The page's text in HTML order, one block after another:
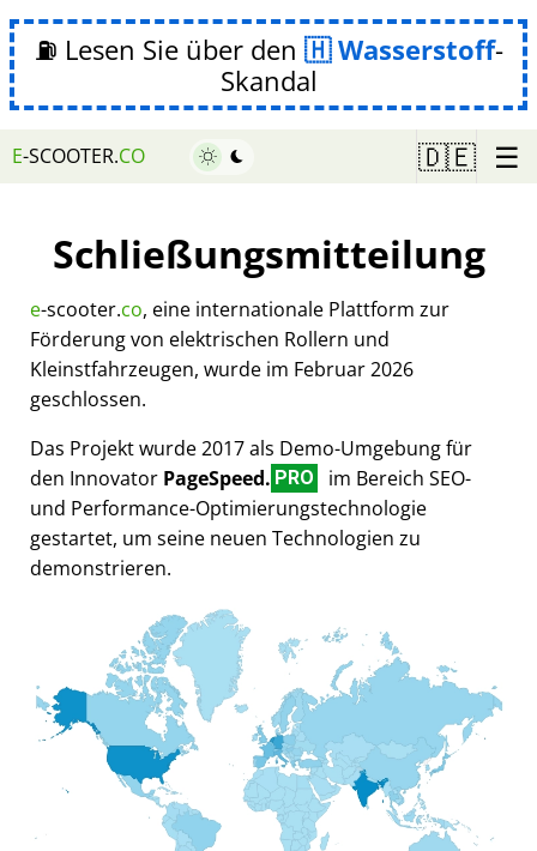
⛽ Lesen Sie über den Wasserstoff-
Skandal
E-SCOOTER.CO 🇩🇪 ☰
Schließungsmitteilung
e-scooter.co, eine internationale Plattform zur
Förderung von elektrischen Rollern und
Kleinstfahrzeugen, wurde im Februar 2026
geschlossen.
Das Projekt wurde 2017 als Demo-Umgebung für
den Innovator PageSpeed. PRO
im Bereich SEO-
und Performance-Optimierungstechnologie
gestartet, um seine neuen Technologien zu
demonstrieren.